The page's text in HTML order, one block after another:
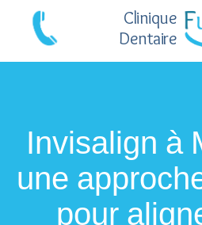
Clinique
Dentaire
Invisalign à
une
pour